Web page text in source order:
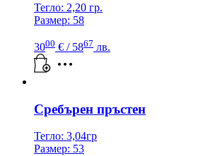
Тегло: 2,20 гр.
Размер: 58
3000 € / 5867 лв.
Сребърен пръстен
Тегло: 3,04гр
Размер: 53